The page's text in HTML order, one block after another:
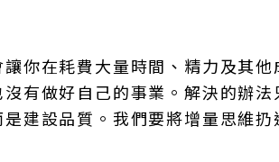
你在耗費大量時間、精力及其
沒有做好自己的事業。解決的辦
建設品質。我們要將增量思維